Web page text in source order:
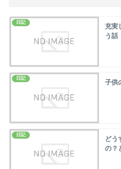
日記
充実
う話
日記
子供
日記
どう
の？